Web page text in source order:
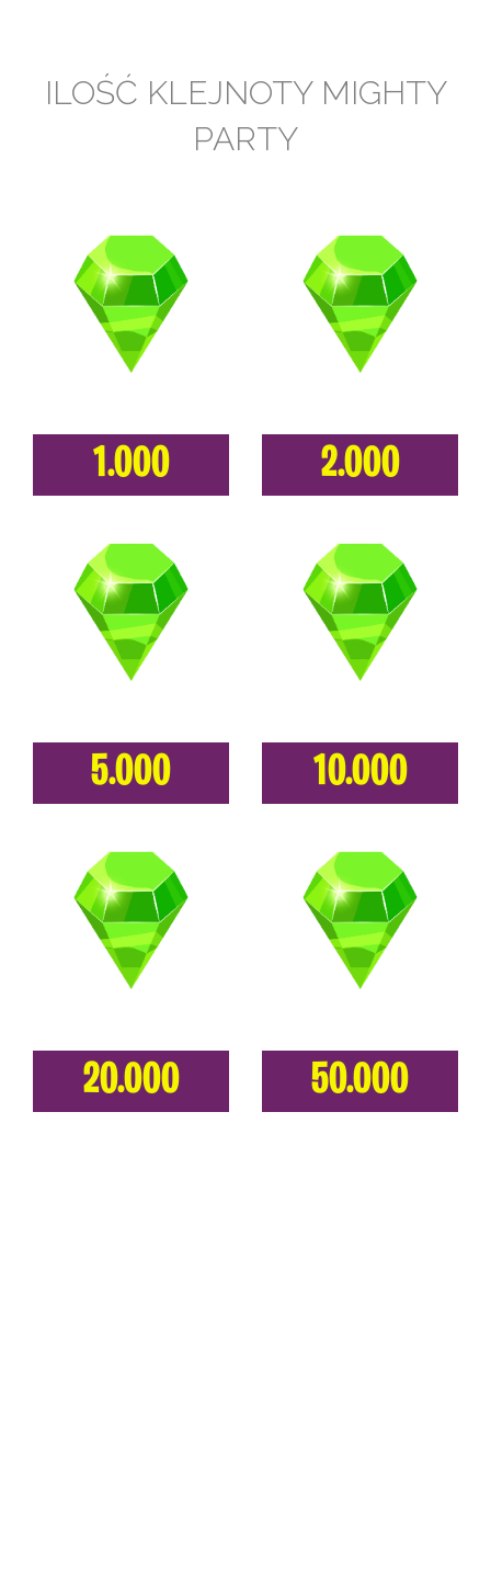
ILOŚĆ KLEJNOTY MIGHTY
PARTY
1.000 2.000
5.000 10.000
20.000 50.000